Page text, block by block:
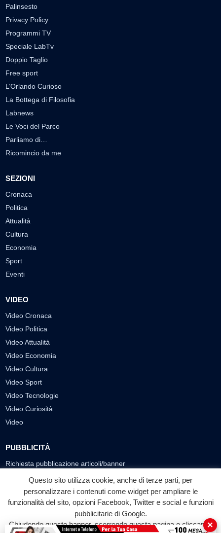
Palinsesto
Privacy Policy
Programmi TV
Speciale LabTv
Doppio Taglio
Free sport
L’Orlando Curioso
La Bottega di Filosofia
Labnews
Le Voci del Parco
Parliamo di…
Ricomincio da me
SEZIONI
Cronaca
Politica
Attualità
Cultura
Economia
Sport
Eventi
VIDEO
Video Cronaca
Video Politica
Video Attualità
Video Economia
Video Cultura
Video Sport
Video Tecnologie
Video Curiosità
Video
PUBBLICITÀ
Richiesta pubblicazione articoli/banner
SEGUICI SUI SOCIAL
f
Facebook
◎ ▶
YouTube
Questo sito utilizza cookie, anche di terze parti, per
personalizzare i contenuti come widget per ampliare le
funzionalità del sito, opzioni Facebook, Twitter e social e funzioni
pubblicitarie di Google.
Chiudendo questo banner, scorrendo questa pagina o cliccando
×